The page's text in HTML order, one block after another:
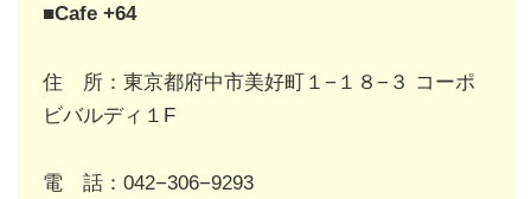
■Cafe +64
住 所：東京都府中市美好町１−１８−３ コーポ
ビバルディ１F
電 話：042−306−9293